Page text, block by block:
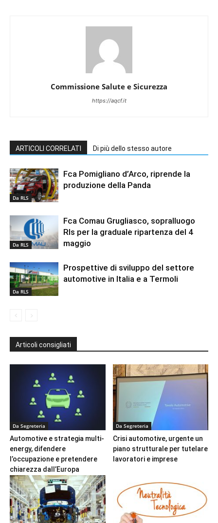
Commissione Salute e Sicurezza
https://aqcf.it
ARTICOLI CORRELATI Di più dello stesso autore
Da RLS
Fca Pomigliano d’Arco, riprende la
produzione della Panda
Da RLS
Fca Comau Grugliasco, sopralluogo
Rls per la graduale ripartenza del 4
maggio
Da RLS
Prospettive di sviluppo del settore
automotive in Italia e a Termoli
Articoli consigliati
Da Segreteria
Automotive e strategia multi-
energy, difendere
l’occupazione e pretendere
chiarezza dall’Europa
Da Segreteria
Crisi automotive, urgente un
piano strutturale per tutelare
lavoratori e imprese